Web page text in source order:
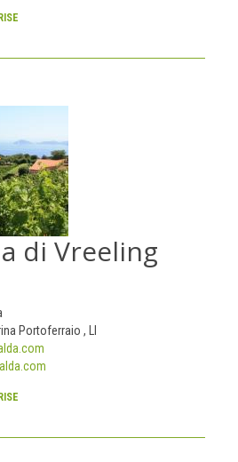
di Vreeling
Portoferraio, LI